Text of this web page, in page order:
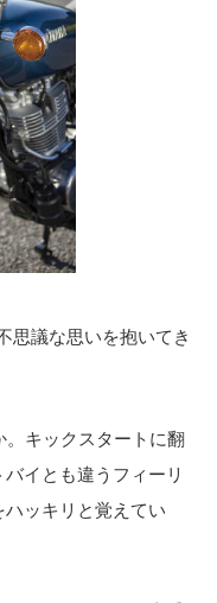
思議な思いを抱いてき
。キックスタートに翻
イとも違うフィーリ
ッキリと覚えてい